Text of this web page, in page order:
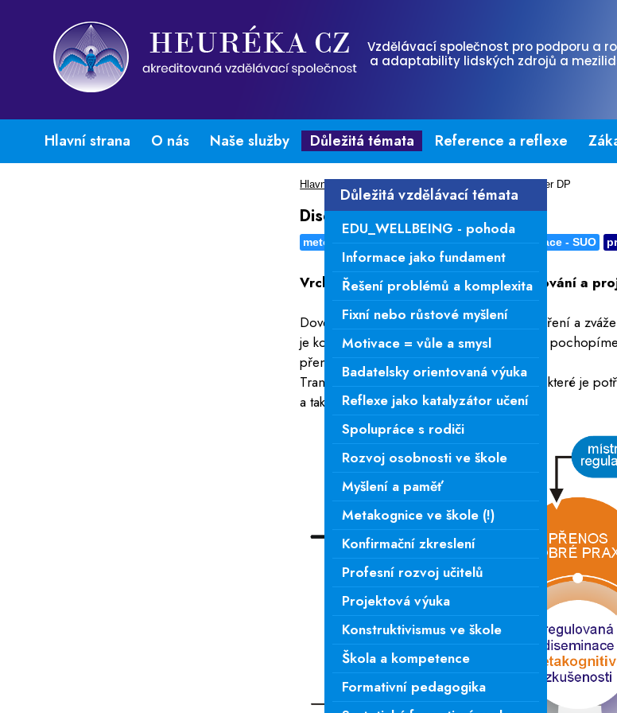
Vzdělávací společnost pro podporu a
a adaptability lidských zdrojů a
Hlavní strana O nás Naše služby Důležitá témata Reference a reflexe
Hlavní strana Diseminace a transfer DP
Diseminace a transfer DP
metody a formy práce sebeučící se organizace - SUO
Vrcholovou dovedností akčního plánování a
Dovednost je založena na zmapování, změření a
je komplementární evaluační optika. Pokud
přenést do nových podmínek.
Transfer má však své potřeby a zákonitosti, které je
a také čas.
Důležitá vzdělávací témata
EDU_WELLBEING - pohoda
Informace jako fundament
Řešení problémů a komplexita
Fixní nebo růstové myšlení
Motivace = vůle a smysl
Badatelsky orientovaná výuka
Reflexe jako katalyzátor učení
Spolupráce s rodiči
Rozvoj osobnosti ve škole
Myšlení a paměť
Metakognice ve škole (!)
Konfirmační zkreslení
Profesní rozvoj učitelů
Projektová výuka
Konstruktivismus ve škole
Škola a kompetence
Formativní pedagogika